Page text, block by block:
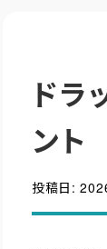
ドラ
ント
投稿日: